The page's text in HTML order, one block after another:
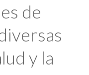
de
y la